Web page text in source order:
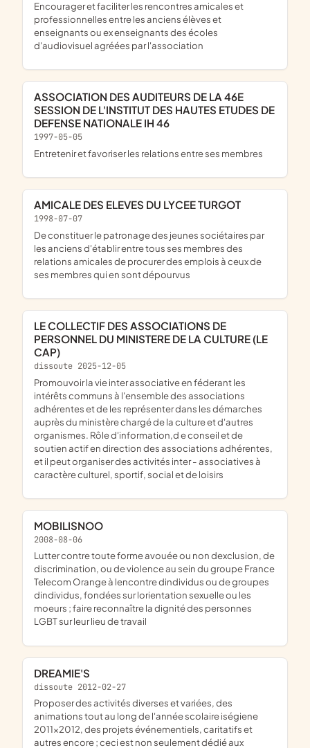
encourager et faciliter les rencontres amicales et
professionnelles entre les anciens élèves et
enseignants ou ex enseignants des écoles
d'audiovisuel agréées par l'association
ASSOCIATION DES AUDITEURS DE LA 46E
SESSION DE L'INSTITUT DES HAUTES ETUDES DE
DEFENSE NATIONALE IH 46
1997-05-05
entretenir et favoriser les relations entre ses membres
AMICALE DES ELEVES DU LYCEE TURGOT
1998-07-07
De constituer le patronage des jeunes sociétaires par
les anciens d'établir entre tous ses membres des
relations amicales de procurer des emplois à ceux de
ses membres qui en sont dépourvus
LE COLLECTIF DES ASSOCIATIONS DE
PERSONNEL DU MINISTERE DE LA CULTURE (LE
CAP)
dissoute 2025-12-05
promouvoir la vie inter associative en féderant les
intérêts communs à l'ensemble des associations
adhérentes et de les représenter dans les démarches
auprès du ministère chargé de la culture et d'autres
organismes. Rôle d'information,d e conseil et de
soutien actif en direction des associations adhérentes,
et il peut organiser des activités inter - associatives à
caractère culturel, sportif, social et de loisirs
MOBILISNOO
2008-08-06
lutter contre toute forme avouée ou non dexclusion, de
discrimination, ou de violence au sein du groupe France
Telecom Orange à lencontre dindividus ou de groupes
dindividus, fondées sur lorientation sexuelle ou les
moeurs ; faire reconnaître la dignité des personnes
LGBT sur leur lieu de travail
DREAMIE'S
dissoute 2012-02-27
proposer des activités diverses et variées, des
animations tout au long de l'année scolaire iségiene
2011x2012, des projets événementiels, caritatifs et
autres encore ; ceci est non seulement dédié aux